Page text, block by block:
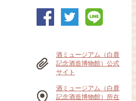
酒ミュージアム（白鹿
記念酒造博物館）公式
サイト
酒ミュージアム（白鹿
記念酒造博物館）所在